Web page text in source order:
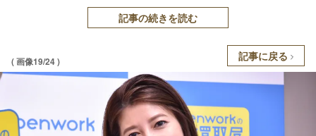
記事の続きを読む
( 画像19/24 ) 記事に戻る